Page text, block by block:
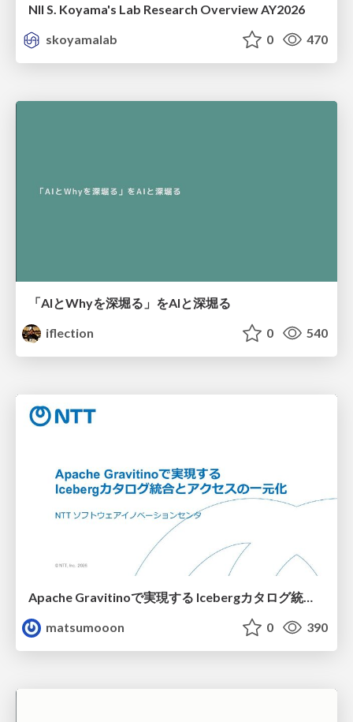
NII S. Koyama's Lab Research Overview AY2026
skoyamalab
0 470
「AIとWhyを深堀る」をAIと深堀る
iflection
0 540
matsumooon
0 390